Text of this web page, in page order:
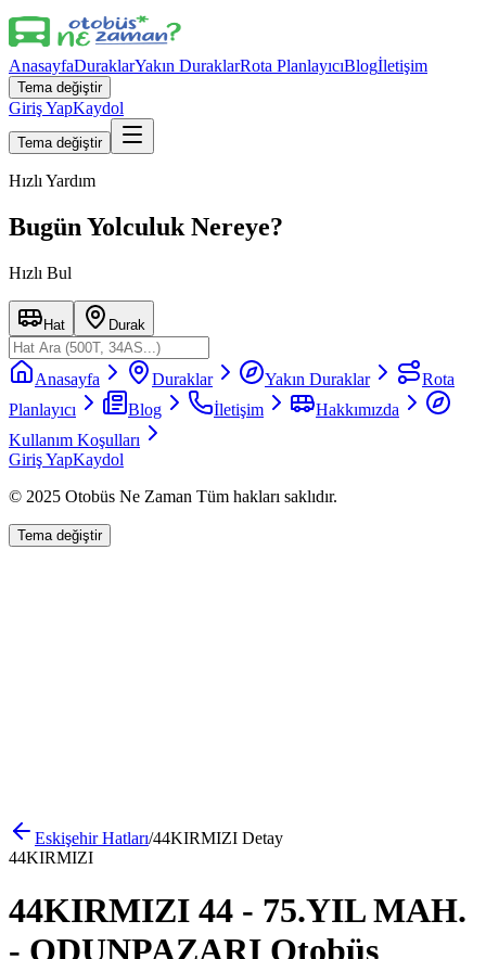
AnasayfaDuraklarYakın DuraklarRota PlanlayıcıBlogİletişim
Tema değiştir
Giriş YapKaydol
Tema değiştir
Hızlı Yardım
Bugün Yolculuk Nereye?
Hızlı Bul
Hat Durak
Anasayfa Duraklar Yakın Duraklar
Rota
Planlayıcı
Blog İletişim
Hakkımızda
Kullanım Koşulları
Giriş YapKaydol
© 2025 Otobüs Ne Zaman Tüm hakları saklıdır.
Tema değiştir
EskişehirHatları/44KIRMIZI Detay
44KIRMIZI
44KIRMIZI 44 - 75.YIL MAH.
- ODUNPAZARI Otobüs